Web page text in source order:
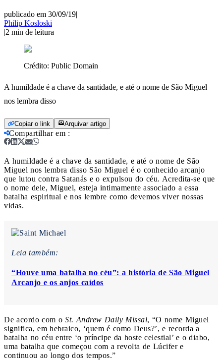
publicado em 30/09/19|
Philip Kosloski
|2 min de leitura
Crédito: Public Domain
A humildade é a chave da santidade, e até o nome de São Miguel
nos lembra disso
Copiar o link Arquivar artigo
Compartilhar em :
A humildade é a chave da santidade, e até o nome de São
Miguel nos lembra disso São Miguel é o conhecido arcanjo
que lutou contra Satanás e o expulsou do céu. Acredita-se que
o nome dele, Miguel, esteja intimamente associado a essa
batalha espiritual e nos lembre como devemos viver nossas
vidas.
Leia também:
“Houve uma batalha no céu”: a história de São Miguel
Arcanjo e os anjos caídos
De acordo com o St. Andrew Daily Missal, “O nome Miguel
significa, em hebraico, ‘quem é como Deus?’, e recorda a
batalha no céu entre ‘o príncipe da hoste celestial’ e o diabo,
uma batalha que começou com a revolta de Lúcifer e
continuou ao longo dos tempos.”